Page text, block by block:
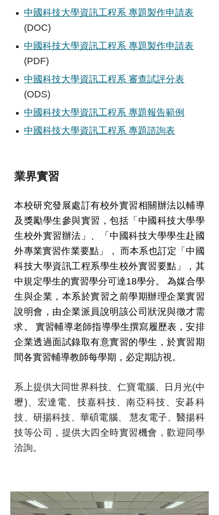
中國科技大學資訊工程系 專題製作申請表
(DOC)
中國科技大學資訊工程系 專題製作申請表
(PDF)
中國科技大學資訊工程系 審查試評分表
(ODS)
中國科技大學資訊工程系 專題報告範例
中國科技大學資訊工程系 專題諮詢表
業界實習
本校研究發展處訂有校外實習相關辦法以輔導
及獎勵學生參與實習，包括 「中國科技大學學
生校外實習辦法」 、
「中國科技大學學生赴國
外專業實習作業要點」
， 而本系也訂定
「中國
科技大學資訊工程系學生校外實習要點」
，其
中規定學生的實習學分可達18學分。 為媒合學
生與企業，本系於實習之前學期辦理企業實習
說明會，由企業派員說明該公司狀況與徵才需
求 。 實習輔導老師指導學生撰寫履歷表，安排
企業透過面試錄取有意實習的學生，於實習期
間各實習輔導教師每學期，必定期訪視。
系上提供大同世界科技、仁寶電腦、
日月光(中
壢)、 宏達電、 技嘉科技、南亞科技、安碁科
技、 研揚科技、 華碩電腦、 慧友電子、醫揚科
技等公司，提供大四全時實習機會，歡迎同學
洽詢。